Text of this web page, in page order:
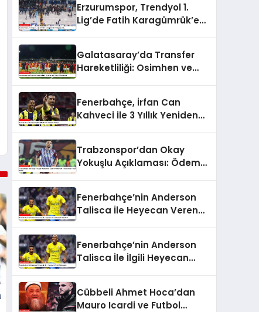
Erzurumspor, Trendyol 1.
Lig’de Fatih Karagümrük’e
Galatasaray’da Transfer
Hareketliliği: Osimhen ve
Fenerbahçe, İrfan Can
Kahveci ile 3 Yıllık Yeniden
Trabzonspor’dan Okay
Yokuşlu Açıklaması: Ödem
Fenerbahçe’nin Anderson
Talisca İle Heyecan Veren
Fenerbahçe’nin Anderson
Talisca İle İlgili Heyecan
Cübbeli Ahmet Hoca’dan
Mauro Icardi ve Futbol